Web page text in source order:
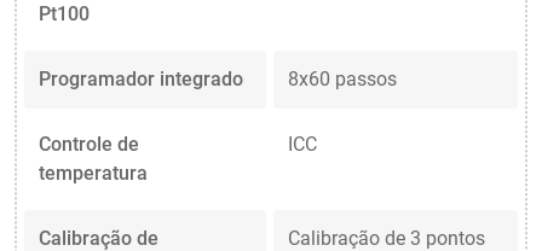
Pt100
Programador integrado 8x60 passos
Controle de
temperatura
ICC
Calibração de
Calibração de 3 pontos